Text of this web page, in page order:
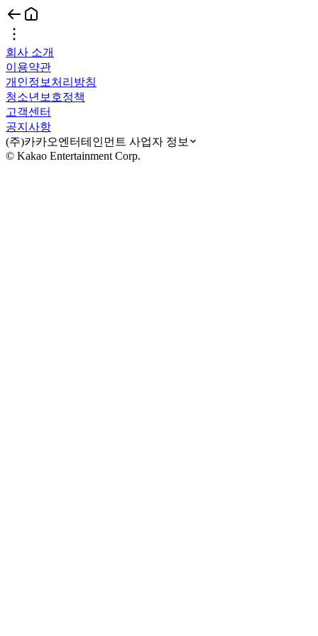
회사 소개
이용약관
개인정보처리방침
청소년보호정책
고객센터
공지사항
(주)카카오엔터테인먼트 사업자 정보
© Kakao Entertainment Corp.